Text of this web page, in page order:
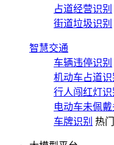
占道经营识别
街道垃圾识别
智慧交通
车辆违停识别
机动车占道识
行人闯红灯识
电动车未佩戴
车牌识别 热门